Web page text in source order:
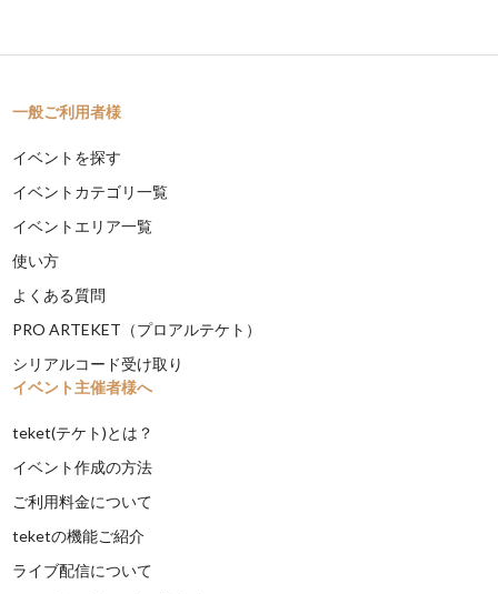
一般ご利用者様
イベントを探す
イベントカテゴリ一覧
イベントエリア一覧
使い方
よくある質問
PRO ARTEKET（プロアルテケト）
シリアルコード受け取り
イベント主催者様へ
teket(テケト)とは？
イベント作成の方法
ご利用料金について
teketの機能ご紹介
ライブ配信について